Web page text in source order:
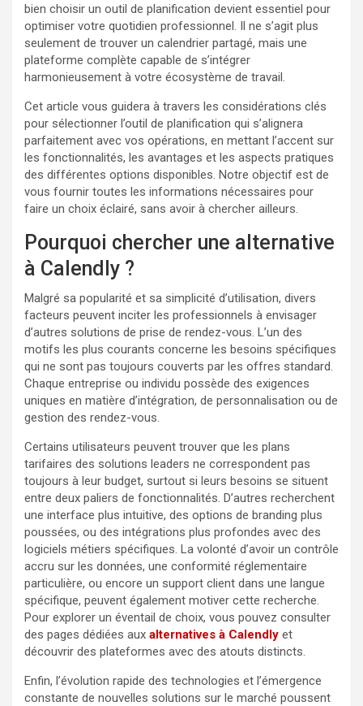
bien choisir un outil de planification devient essentiel pour
optimiser votre quotidien professionnel. Il ne s’agit plus
seulement de trouver un calendrier partagé, mais une
plateforme complète capable de s’intégrer
harmonieusement à votre écosystème de travail.
Cet article vous guidera à travers les considérations clés
pour sélectionner l’outil de planification qui s’alignera
parfaitement avec vos opérations, en mettant l’accent sur
les fonctionnalités, les avantages et les aspects pratiques
des différentes options disponibles. Notre objectif est de
vous fournir toutes les informations nécessaires pour
faire un choix éclairé, sans avoir à chercher ailleurs.
Pourquoi chercher une alternative
à Calendly ?
Malgré sa popularité et sa simplicité d’utilisation, divers
facteurs peuvent inciter les professionnels à envisager
d’autres solutions de prise de rendez-vous. L’un des
motifs les plus courants concerne les besoins spécifiques
qui ne sont pas toujours couverts par les offres standard.
Chaque entreprise ou individu possède des exigences
uniques en matière d’intégration, de personnalisation ou de
gestion des rendez-vous.
Certains utilisateurs peuvent trouver que les plans
tarifaires des solutions leaders ne correspondent pas
toujours à leur budget, surtout si leurs besoins se situent
entre deux paliers de fonctionnalités. D’autres recherchent
une interface plus intuitive, des options de branding plus
poussées, ou des intégrations plus profondes avec des
logiciels métiers spécifiques. La volonté d’avoir un contrôle
accru sur les données, une conformité réglementaire
particulière, ou encore un support client dans une langue
spécifique, peuvent également motiver cette recherche.
Pour explorer un éventail de choix, vous pouvez consulter
des pages dédiées aux alternatives à Calendly et
découvrir des plateformes avec des atouts distincts.
Enfin, l’évolution rapide des technologies et l’émergence
constante de nouvelles solutions sur le marché poussent